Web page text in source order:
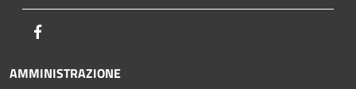
AMMINISTRAZIONE